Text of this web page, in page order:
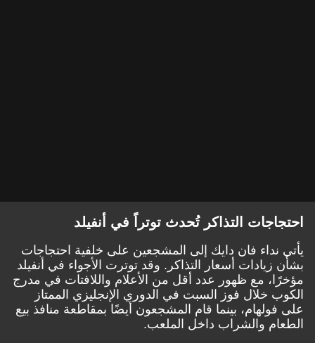
احتجاجات التذاكر تُحدث توتراً في أنفيلد
يأتي نداء فان دايك إلى المشجعين على خلفية احتجاجات
بشأن زيادات أسعار التذاكر. وقد توترت الأجواء في أنفيلد
مؤخرًا، مع ظهور عدد أقل من الأعلام واللافتات في مدرج
الكوب خلال فوز السبت في الدوري الإنجليزي الممتاز
على فولهام، بينما قام المشجعون أيضًا بمقاطعة منافذ بيع
الطعام والشراب داخل الملعب.